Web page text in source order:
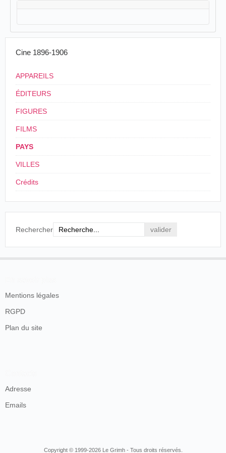
Cine 1896-1906
APPAREILS
ÉDITEURS
FIGURES
FILMS
PAYS
VILLES
Crédits
Rechercher
Mentions légales
RGPD
Plan du site
Adresse
Emails
Copyright © 1999-2026 Le Grimh - Tous droits réservés.